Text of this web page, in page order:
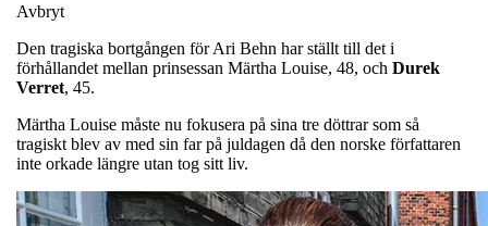
Avbryt
Den tragiska bortgången för Ari Behn har ställt till det i
förhållandet mellan prinsessan Märtha Louise, 48, och Durek
Verret, 45.
Märtha Louise måste nu fokusera på sina tre döttrar som så
tragiskt blev av med sin far på juldagen då den norske författaren
inte orkade längre utan tog sitt liv.